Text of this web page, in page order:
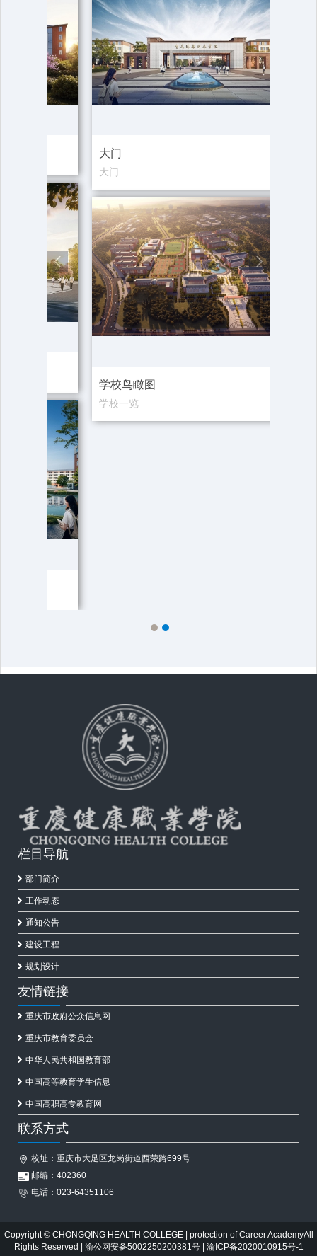
大门
学校鸟瞰图
学校一览
栏目导航
部门简介
工作动态
通知公告
建设工程
规划设计
友情链接
重庆市政府公众信息网
重庆市教育委员会
中华人民共和国教育部
中国高等教育学生信息
中国高职高专教育网
联系方式
校址：重庆市大足区龙岗街道西荣路699号
邮编：402360
电话：023-64351106
Copyright © CHONGQING HEALTH COLLEGE | protection of Career AcademyAll
Rights Reserved | 渝公网安备5002250200381号 | 渝ICP备2020010915号-1